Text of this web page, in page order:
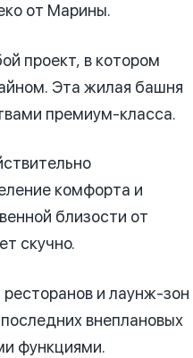
от Марины.
проект, в котором
Эта жилая башня
премиум-класса.
комфорта и
близости от
скучно.
и лаунж-зон
внеплановых
функциями.